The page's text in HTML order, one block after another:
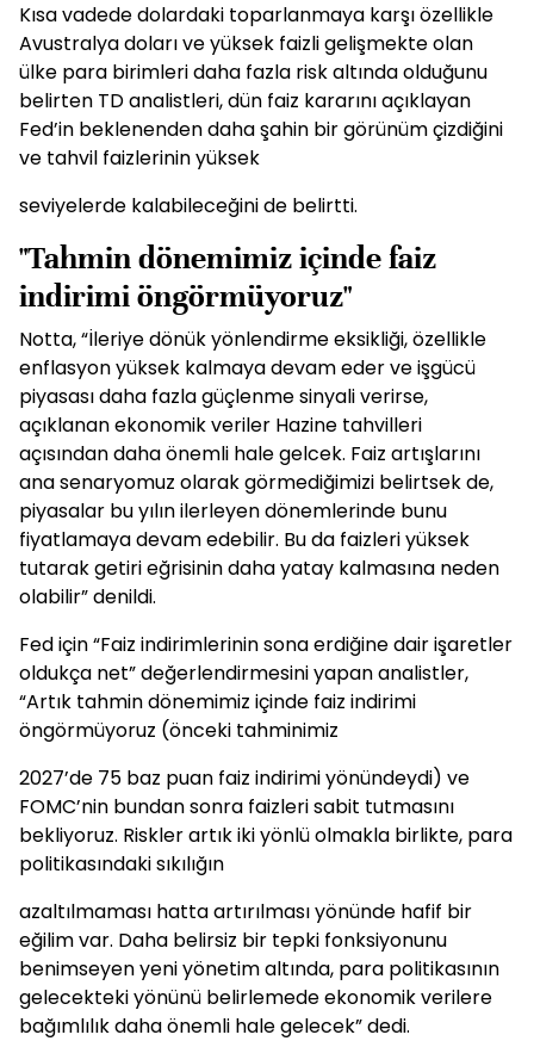
Kısa vadede dolardaki toparlanmaya karşı özellikle
Avustralya doları ve yüksek faizli gelişmekte olan
ülke para birimleri daha fazla risk altında olduğunu
belirten TD analistleri, dün faiz kararını açıklayan
Fed’in beklenenden daha şahin bir görünüm çizdiğini
ve tahvil faizlerinin yüksek
seviyelerde kalabileceğini de belirtti.
"Tahmin dönemimiz içinde faiz
indirimi öngörmüyoruz"
Notta, “İleriye dönük yönlendirme eksikliği, özellikle
enflasyon yüksek kalmaya devam eder ve işgücü
piyasası daha fazla güçlenme sinyali verirse,
açıklanan ekonomik veriler Hazine tahvilleri
açısından daha önemli hale gelcek. Faiz artışlarını
ana senaryomuz olarak görmediğimizi belirtsek de,
piyasalar bu yılın ilerleyen dönemlerinde bunu
fiyatlamaya devam edebilir. Bu da faizleri yüksek
tutarak getiri eğrisinin daha yatay kalmasına neden
olabilir” denildi.
Fed için “Faiz indirimlerinin sona erdiğine dair işaretler
oldukça net” değerlendirmesini yapan analistler,
“Artık tahmin dönemimiz içinde faiz indirimi
öngörmüyoruz (önceki tahminimiz
2027’de 75 baz puan faiz indirimi yönündeydi) ve
FOMC’nin bundan sonra faizleri sabit tutmasını
bekliyoruz. Riskler artık iki yönlü olmakla birlikte, para
politikasındaki sıkılığın
azaltılmaması hatta artırılması yönünde hafif bir
eğilim var. Daha belirsiz bir tepki fonksiyonunu
benimseyen yeni yönetim altında, para politikasının
gelecekteki yönünü belirlemede ekonomik verilere
bağımlılık daha önemli hale gelecek” dedi.